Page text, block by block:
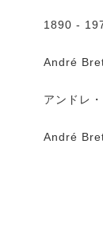
1890 -
André
アンドレ
André